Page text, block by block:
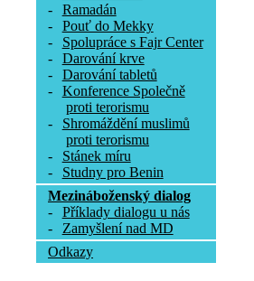
-
Ramadán
-
Pouť do Mekky
-
Spolupráce s Fajr Center
-
Darování krve
-
Darování tabletů
-
Konference Společně
proti terorismu
-
Shromáždění muslimů
proti terorismu
-
Stánek míru
-
Studny pro Benin
Mezináboženský dialog
-
Příklady dialogu u nás
-
Zamyšlení nad MD
Odkazy